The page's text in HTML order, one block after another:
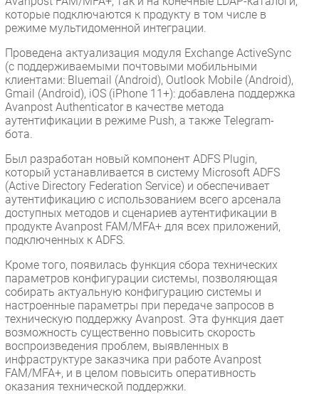
которые подключаются к продукту в том числе в
режиме мультидоменной интеграции.
Проведена актуализация модуля Exchange ActiveSync
(с поддерживаемыми почтовыми мобильными
клиентами: Bluemail (Android), Outlook Mobile (Android),
Gmail (Android), iOS (iPhone 11+): добавлена поддержка
Avanpost Authenticator в качестве метода
аутентификации в режиме Push, а также Telegram-
бота.
Был разработан новый компонент ADFS Plugin,
который устанавливается в систему Microsoft ADFS
(Active Directory Federation Service) и обеспечивает
аутентификацию с использованием всего арсенала
доступных методов и сценариев аутентификации в
продукте Avanpost FAM/MFA+ для всех приложений,
подключенных к ADFS.
Кроме того, появилась функция сбора технических
параметров конфигурации системы, позволяющая
собирать актуальную конфигурацию системы и
настроенные параметры при передаче запросов в
техническую поддержку Avanpost. Эта функция дает
возможность существенно повысить скорость
воспроизведения проблем, выявленных в
инфраструктуре заказчика при работе Avanpost
FAM/MFA+, и в целом повысить оперативность
оказания технической поддержки.